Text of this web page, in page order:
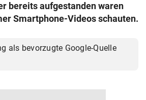
bereits aufgestanden waren
Smartphone-Videos schauten.
als bevorzugte Google-Quelle